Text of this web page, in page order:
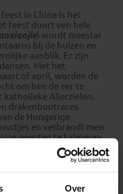
Over
in China is het
feest duurt een hele
) wordt meestal
bij de huizen en
aanblik. Er zijn
Met het
of april, worden de
om hen de eer te
katholieke Allerzielen.
drakenbootraces
de Hongerige
en verbrandt men
geesten te kalmeren.
oogstfestival. Het is
te eten, ronde
rekening mee dat rond